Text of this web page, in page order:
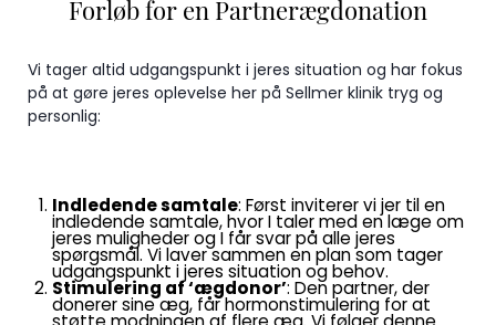
Forløb for en Partnerægdonation
Vi tager altid udgangspunkt i jeres situation og har fokus
på at gøre jeres oplevelse her på Sellmer klinik tryg og
personlig:
Indledende samtale: Først inviterer vi jer til en
indledende samtale, hvor I taler med en læge om
jeres muligheder og I får svar på alle jeres
spørgsmål. Vi laver sammen en plan som tager
udgangspunkt i jeres situation og behov.
Stimulering af ‘ægdonor’: Den partner, der
donerer sine æg, får hormonstimulering for at